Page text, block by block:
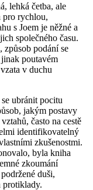
lehká četba, ale
pro rychlou,
s Joem je něžné a
společného času.
podání se
poutavém
v duchu
ubránit pocitu
jakým postavy
často na cestě
identifikovatelný
zkušenostmi.
byla kniha
zkoumání
duši,
protiklady.